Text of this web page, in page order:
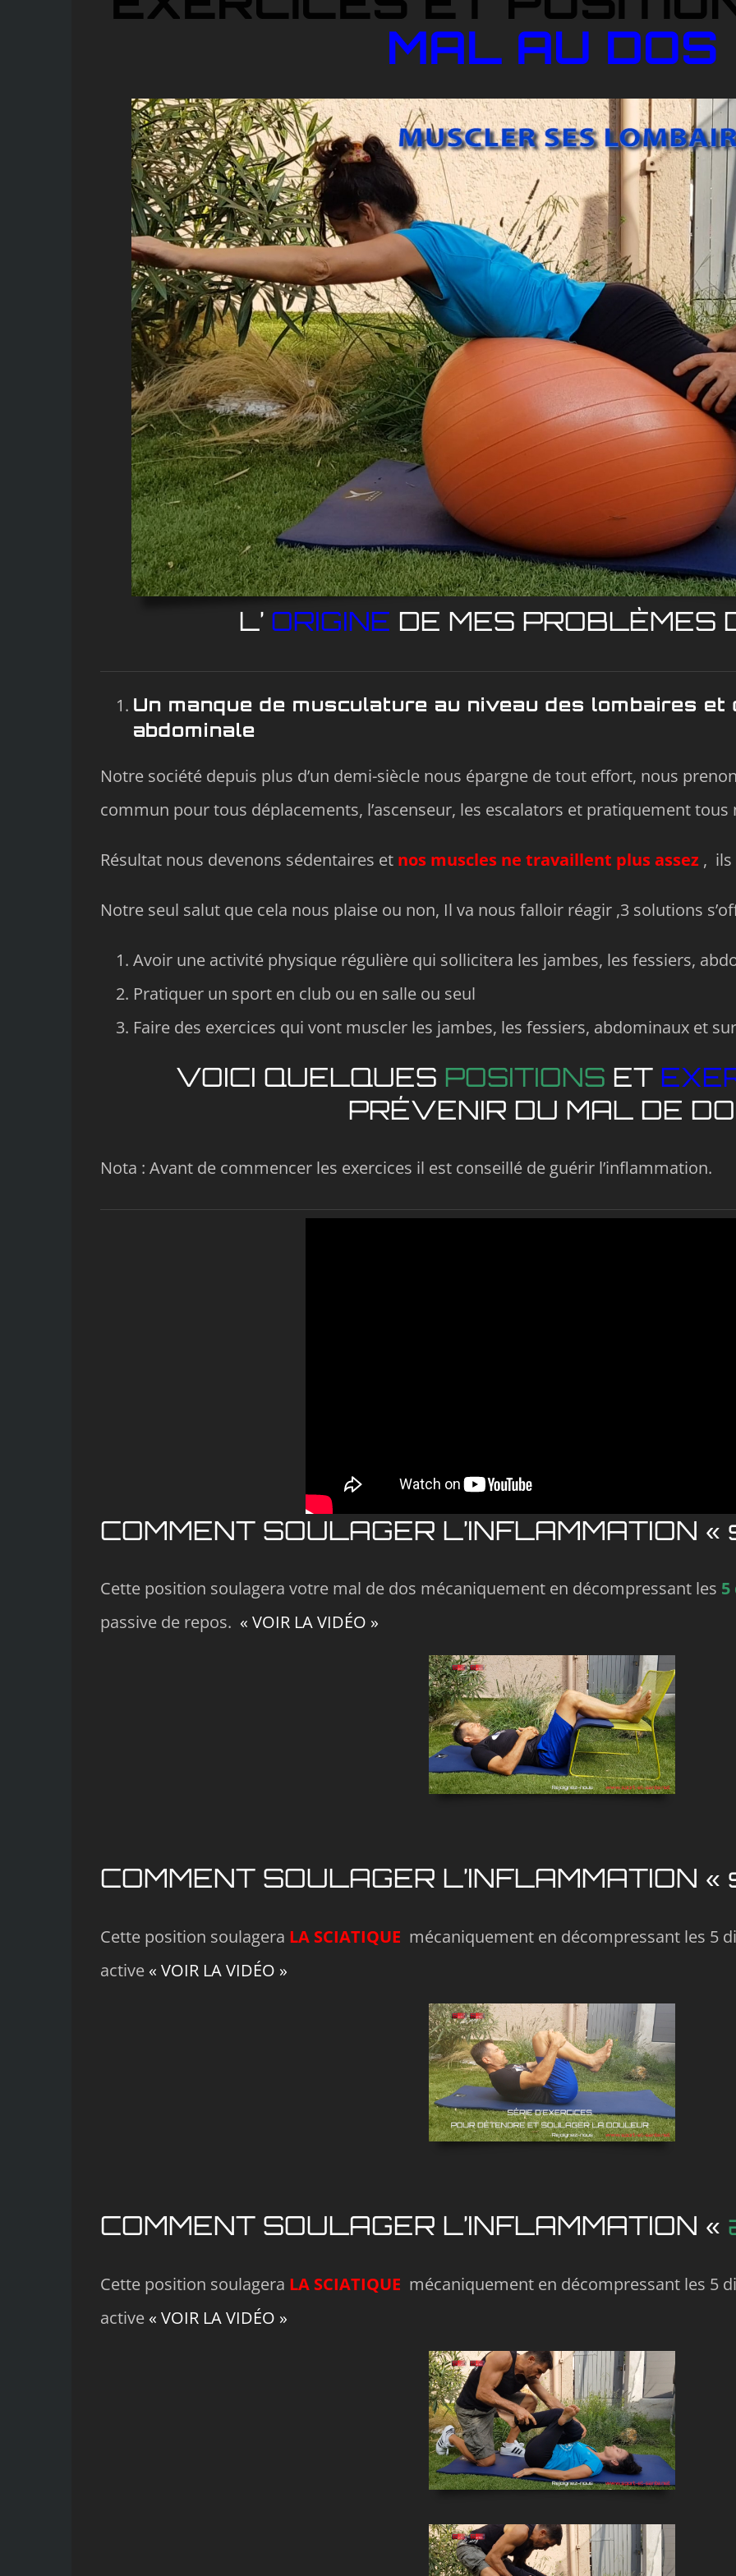
MAL AU DOS
L’ ORIGINE DE MES PROBLÈMES
Un manque de musculature au niveau des lombaires
abdominale
Notre société depuis plus d’un demi-siècle nous épargne de tout effort, nous
commun pour tous déplacements, l’ascenseur, les escalators et pratiquement
Résultat nous devenons sédentaires et nos muscles ne travaillent plus assez , ils
Notre seul salut que cela nous plaise ou non, Il va nous falloir réagir ,3 solutions
Avoir une activité physique régulière qui sollicitera les jambes, les fessiers,
Pratiquer un sport en club ou en salle ou seul
Faire des exercices qui vont muscler les jambes, les fessiers, abdominaux et
VOICI QUELQUES POSITIONS ET
PRÉVENIR DU MAL DE
Nota : Avant de commencer les exercices il est conseillé de guérir l’inflammation.
COMMENT SOULAGER L’INFLAMMATION «
Cette position soulagera votre mal de dos mécaniquement en décompressant les
passive de repos. « VOIR LA VIDÉO »
COMMENT SOULAGER L’INFLAMMATION
Cette position soulagera LA SCIATIQUE mécaniquement en décompressant les 5
active « VOIR LA VIDÉO »
COMMENT SOULAGER L’INFLAMMATION «
Cette position soulagera LA SCIATIQUE mécaniquement en décompressant les 5
active « VOIR LA VIDÉO »